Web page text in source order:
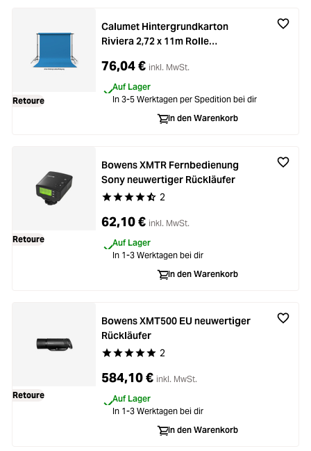
Retoure
Calumet Hintergrundkarton
Riviera 2,72 x 11m Rolle
76,04 € inkl. MwSt.
Auf Lager
In 3-5 Werktagen per Spedition bei dir
In den Warenkorb
Retoure
Durchschnittliche Bewertung von 4.5 von 5
2
Bowens XMTR Fernbedienung
Sony neuwertiger Rückläufer
62,10 € inkl. MwSt.
Auf Lager
In 1-3 Werktagen bei dir
In den Warenkorb
Retoure
Durchschnittliche Bewertung von 5 von 5
2
Bowens XMT500 EU neuwertiger
Rückläufer
584,10 € inkl. MwSt.
Auf Lager
In 1-3 Werktagen bei dir
In den Warenkorb